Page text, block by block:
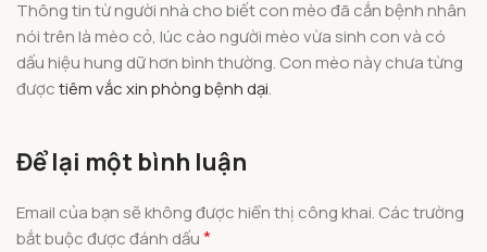
Thông tin từ người nhà cho biết con mèo đã cắn bệnh nhân
nói trên là mèo cỏ, lúc cào người mèo vừa sinh con và có
dấu hiệu hung dữ hơn bình thường. Con mèo này chưa từng
đượctiêm vắc xin phòng bệnh dại.
Để lại một bình luận
Email của bạn sẽ không được hiển thị công khai. Các trường
bắt buộc được đánh dấu*